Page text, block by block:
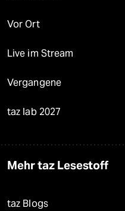
Vor Ort
Live im Stream
Vergangene
taz lab 2027
Mehr taz Lesestoff
taz Blogs